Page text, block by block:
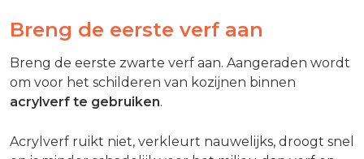
Breng de eerste verf aan
Breng de eerste zwarte verf aan. Aangeraden wordt
om voor het schilderen van kozijnen binnen
acrylverf te gebruiken.
Acrylverf ruikt niet, verkleurt nauwelijks, droogt snel